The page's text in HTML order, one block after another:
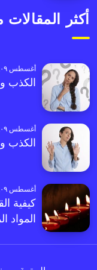
أكثر
أغسطس ٠٩, ٢٠٢٣
الكذب
أغسطس ٠٩, ٢٠٢٣
الكذب
أغسطس ٠٩, ٢٠٢٣
كيفية
المواد